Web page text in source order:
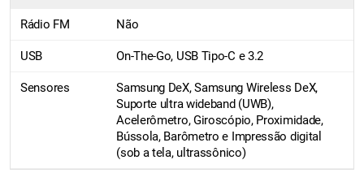
Rádio FM Não
USB On-The-Go, USB Tipo-C e 3.2
Sensores
Samsung DeX, Samsung Wireless DeX,
Suporte ultra wideband (UWB),
Acelerômetro, Giroscópio, Proximidade,
Bússola, Barômetro e Impressão digital
(sob a tela, ultrassônico)